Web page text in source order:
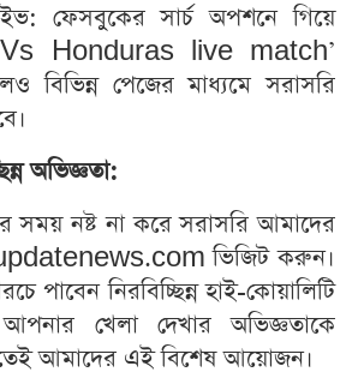
ফেসবুকের সার্চ অপশনে গিয়ে
Honduras live match’
বিভিন্ন পেজের মাধ্যমে সরাসরি
অভিজ্ঞতা:
সময় নষ্ট না করে সরাসরি আমাদের
ভিজিট করুন।
পাবেন নিরবিচ্ছিন্ন হাই-কোয়ালিটি
আপনার খেলা দেখার অভিজ্ঞতাকে
আমাদের এই বিশেষ আয়োজন।